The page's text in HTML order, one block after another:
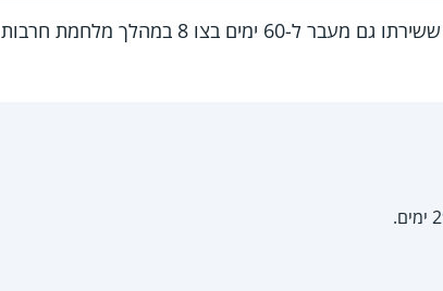
חיילי מילואים שביצעו בין 32 ל-60 ימי שמ"פ במצטבר בשנה (או מי ששירתו גם מעבר ל-60 ימים בצו 8 במהלך מלחמת חרבות